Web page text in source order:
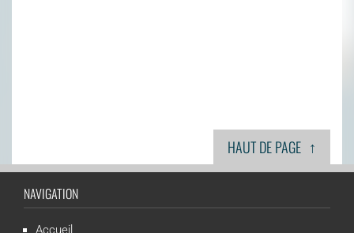
HAUT DE PAGE ↑
NAVIGATION
Accueil